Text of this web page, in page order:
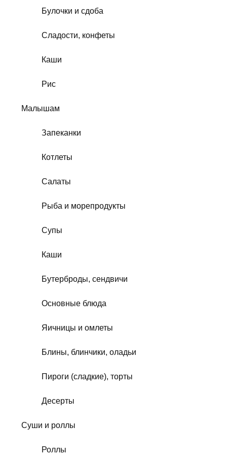
Булочки и сдоба
Сладости, конфеты
Каши
Рис
Малышам
Запеканки
Котлеты
Салаты
Рыба и морепродукты
Супы
Каши
Бутерброды, сендвичи
Основные блюда
Яичницы и омлеты
Блины, блинчики, оладьи
Пироги (сладкие), торты
Десерты
Суши и роллы
Роллы